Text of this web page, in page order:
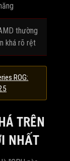
thường
khá rõ rệt
ROG:
TRÊN
NHẤT